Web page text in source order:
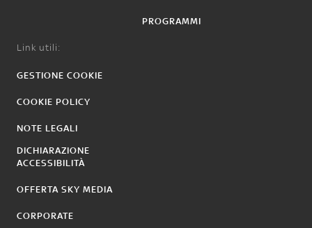
PROGRAMMI
Link utili:
GESTIONE COOKIE
COOKIE POLICY
NOTE LEGALI
DICHIARAZIONE
ACCESSIBILITÀ
OFFERTA SKY MEDIA
CORPORATE